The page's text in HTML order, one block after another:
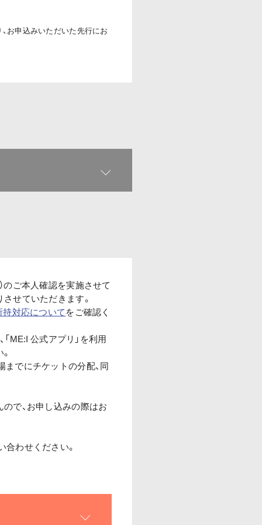
お申込みいただいた先行にお
のご本人確認を実施させて
せていただきます。
対応についてをご確認く
ME:I 公式アプリ」を利用
でにチケットの分配、同
で、お申し込みの際はお
わせください。